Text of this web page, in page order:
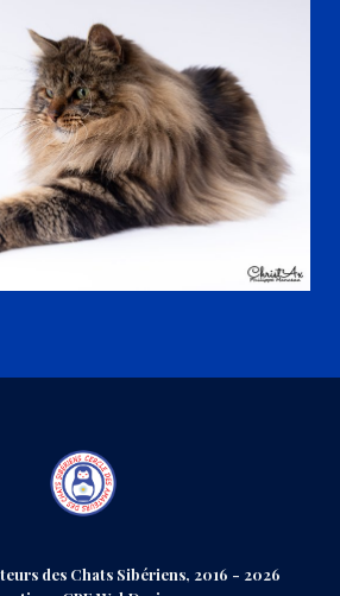
des Chats Sibériens, 2016 - 2026